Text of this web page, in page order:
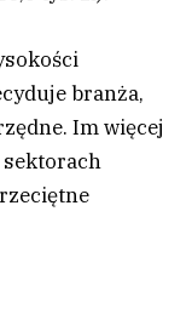
branża,
Im więcej
sektorach